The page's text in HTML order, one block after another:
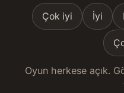
Çok iyi İyi
Oyun herkese açık.